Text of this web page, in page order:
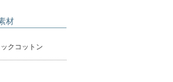
材
クコットン